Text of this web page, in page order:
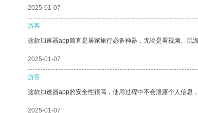
2025-01-07
游客
这款加速器app简直是居家旅行必备神器，无论是看视频、玩
2025-01-07
游客
这款加速器app的安全性很高，使用过程中不会泄露个人信息
2025-01-07